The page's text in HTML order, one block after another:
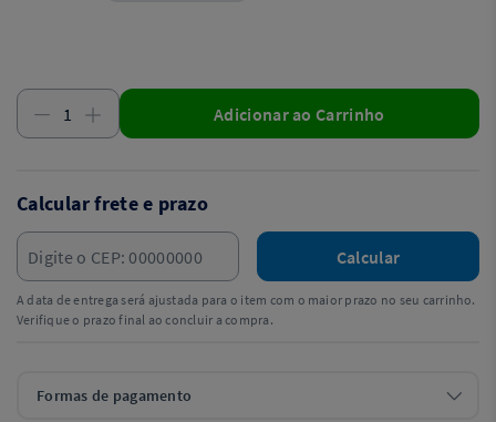
Adicionar ao Carrinho
Calcular frete e prazo
Calcular
A data de entrega será ajustada para o item com o maior prazo no seu carrinho.
Verifique o prazo final ao concluir a compra.
Formas de pagamento